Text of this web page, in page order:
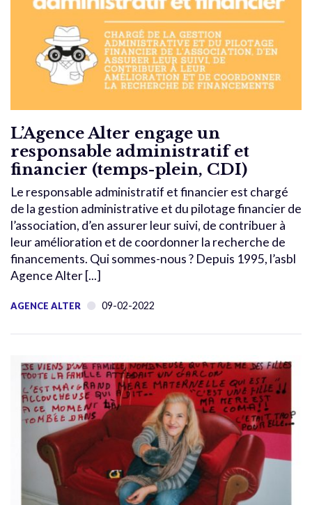
L’Agence Alter engage un
responsable administratif et
financier (temps-plein, CDI)
Le responsable administratif et financier est chargé
de la gestion administrative et du pilotage financier de
l’association, d’en assurer leur suivi, de contribuer à
leur amélioration et de coordonner la recherche de
financements. Qui sommes-nous ? Depuis 1995, l’asbl
Agence Alter [...]
AGENCE ALTER 09-02-2022